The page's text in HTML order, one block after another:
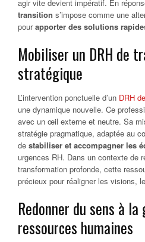
agir vite devient impératif. En
transition s’impose comme une
pourapporter des solutions
Mobiliser un DRH de
stratégique
L’intervention ponctuelle d’un DRH
une dynamique nouvelle. Ce
avec un œil externe et neutre. Sa
stratégie pragmatique, adaptée au
de stabiliser et accompagner les
urgences RH. Dans un contexte de
transformation profonde, cette
précieux pour réaligner les visions,
Redonner du sens à
ressources humaines